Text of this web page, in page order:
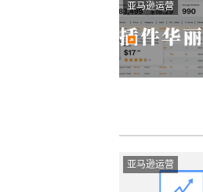
亚马逊运营
亚马逊运营